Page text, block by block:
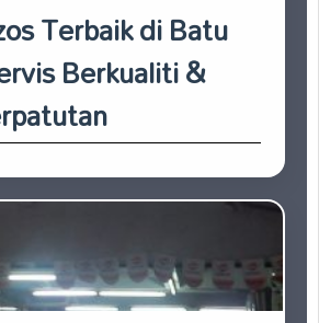
Terbaik di Batu
Berkualiti &